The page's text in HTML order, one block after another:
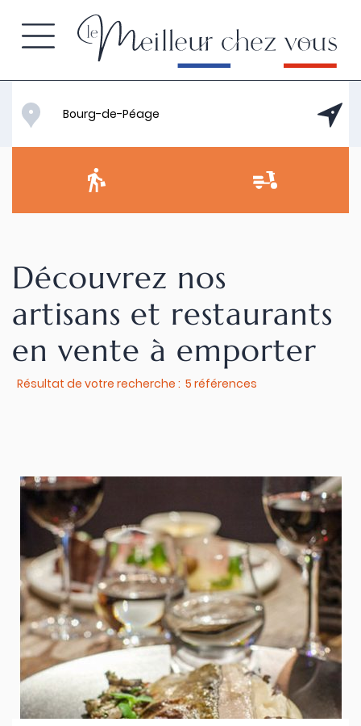
Découvrez nos
artisans et restaurants
en vente à emporter
Résultat de votre recherche : 5 références